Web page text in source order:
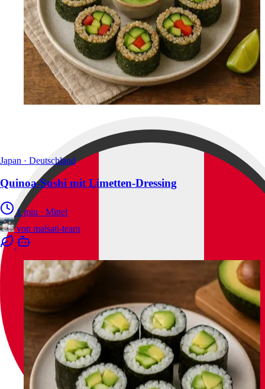
Japan · Deutschland
Quinoa-Sushi mit Limetten-Dressing
1 min · Mittel
von malsati-team